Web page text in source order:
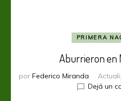
PRIMERA
Aburrieron en
por Federico Miranda
Dejá un